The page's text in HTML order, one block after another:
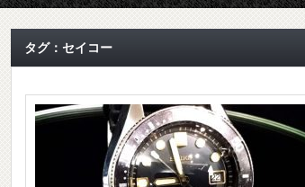
タグ：セイコー